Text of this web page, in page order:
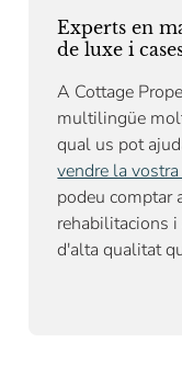
Experts en
de luxe i
A Cottage
multilingüe
qual us pot
vendre la
podeu comptar
rehabilitacions i
d'alta qualitat